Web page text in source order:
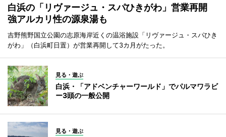
白浜の「リヴァージュ・スパひきがわ」営業再開
強アルカリ性の源泉湯も
吉野熊野国立公園の志原海岸近くの温浴施設「リヴァージュ・スパひき
がわ」（白浜町日置）が営業再開して3カ月がたった。
見る・遊ぶ
白浜・「アドベンチャーワールド」でパルマワラビ
ー3頭の一般公開
見る・遊ぶ